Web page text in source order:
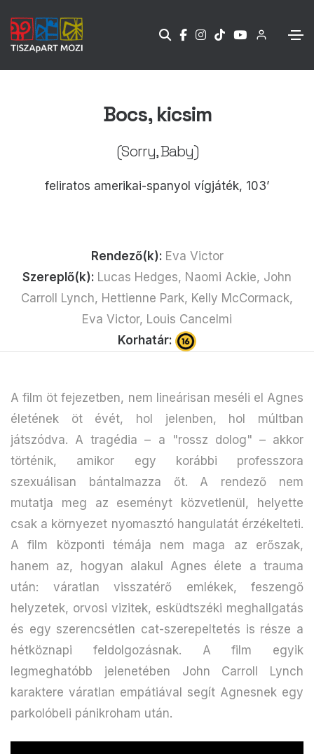
Bocs, kicsim
(Sorry, Baby)
feliratos amerikai-spanyol vígjáték, 103’
Rendező(k): Eva Victor
Szereplő(k): Lucas Hedges, Naomi Ackie, John
Carroll Lynch, Hettienne Park, Kelly McCormack,
Eva Victor, Louis Cancelmi
Korhatár:
A film öt fejezetben, nem lineárisan meséli el Agnes
életének öt évét, hol jelenben, hol múltban
játszódva. A tragédia – a "rossz dolog" – akkor
történik, amikor egy korábbi professzora
szexuálisan bántalmazza őt. A rendező nem
mutatja meg az eseményt közvetlenül, helyette
csak a környezet nyomasztó hangulatát érzékelteti.
A film központi témája nem maga az erőszak,
hanem az, hogyan alakul Agnes élete a trauma
után: váratlan visszatérő emlékek, feszengő
helyzetek, orvosi vizitek, esküdtszéki meghallgatás
és egy szerencsétlen cat-szerepeltetés is része a
hétköznapi feldolgozásnak. A film egyik
legmeghatóbb jelenetében John Carroll Lynch
karaktere váratlan empátiával segít Agnesnek egy
parkolóbeli pánikroham után.